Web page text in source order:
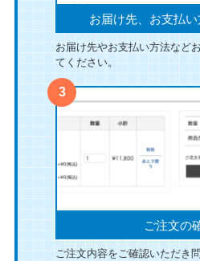
お届け先、お支払
お届け先やお支払い方法など
てください。
ご注文の
ご注文内容をご確認いただき